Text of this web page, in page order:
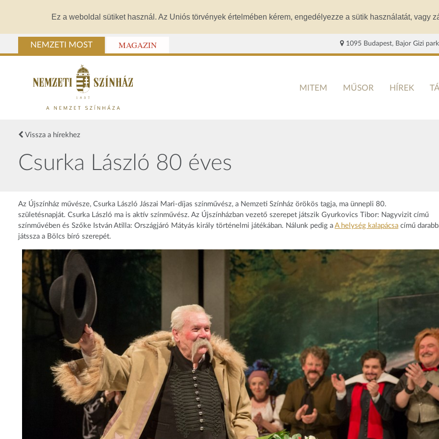
Ez a weboldal sütiket használ. Az Uniós törvények értelmében kérem, engedélyezze a sütik használatát, vagy
NEMZETI MOST MAGAZIN 1095 Budapest, Bajor Gizi
MITEM MŰSOR HÍREK
Vissza a hírekhez
Csurka László 80 éves
Az Újszínház művésze, Csurka László Jászai Mari-díjas színművész, a Nemzeti Színház örökös tagja, ma ünnepli 80.
születésnapját. Csurka László ma is aktív színművész. Az Újszínházban vezető szerepet játszik Gyurkovics Tibor: Nagyvizit című
színművében és Szőke István Atilla: Országjáró Mátyás király történelmi játékában. Nálunk pedig a A helység kalapácsa című
játssza a Bölcs bíró szerepét.